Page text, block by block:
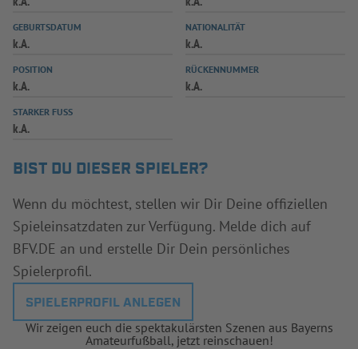
SPIELPLUS
GEBURTSDATUM
k.A.
NATIONALITÄT
k.A.
POSITION
k.A.
RÜCKENNUMMER
k.A.
STARKER FUSS
k.A.
BIST DU DIESER SPIELER?
Wenn du möchtest, stellen wir Dir Deine offiziellen
Spieleinsatzdaten zur Verfügung. Melde dich auf
BFV.DE an und erstelle Dir Dein persönliches
Spielerprofil.
SPIELERPROFIL ANLEGEN
Wir zeigen euch die spektakulärsten Szenen aus Bayerns
Amateurfußball, jetzt reinschauen!